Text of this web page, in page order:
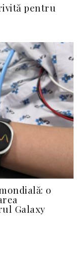
pentru
o
Galaxy